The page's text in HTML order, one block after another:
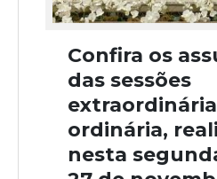
Confira os
das sessões
ordinária,
nesta